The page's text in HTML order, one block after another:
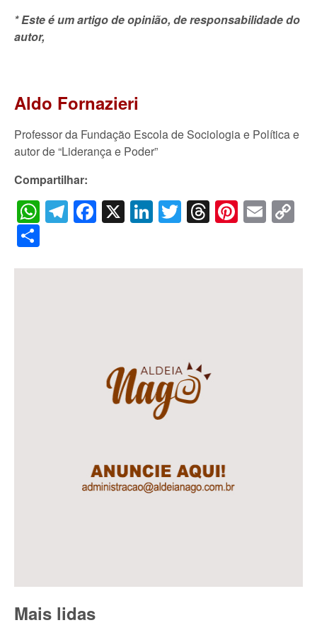
* Este é um artigo de opinião, de responsabilidade do
autor,
Aldo Fornazieri
Professor da Fundação Escola de Sociologia e Política e
autor de “Liderança e Poder”
Compartilhar:
WhatsApp
Telegram
Facebook
X LinkedIn
Twitter
Threads
Mais lidas